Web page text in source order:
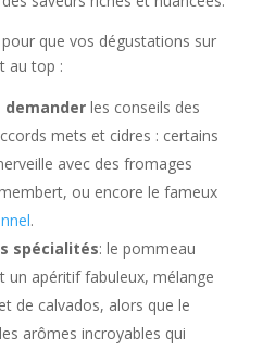
que vos dégustations sur
au top :
demanderles conseils des
mets et cidres : certains
avec des fromages
ou encore le fameux
.
spécialités: le pommeau
un apéritif fabuleux, mélange
de calvados, alors que le
arômes incroyables qui